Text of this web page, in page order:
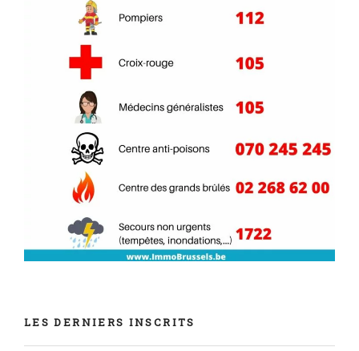
LES DERNIERS INSCRITS